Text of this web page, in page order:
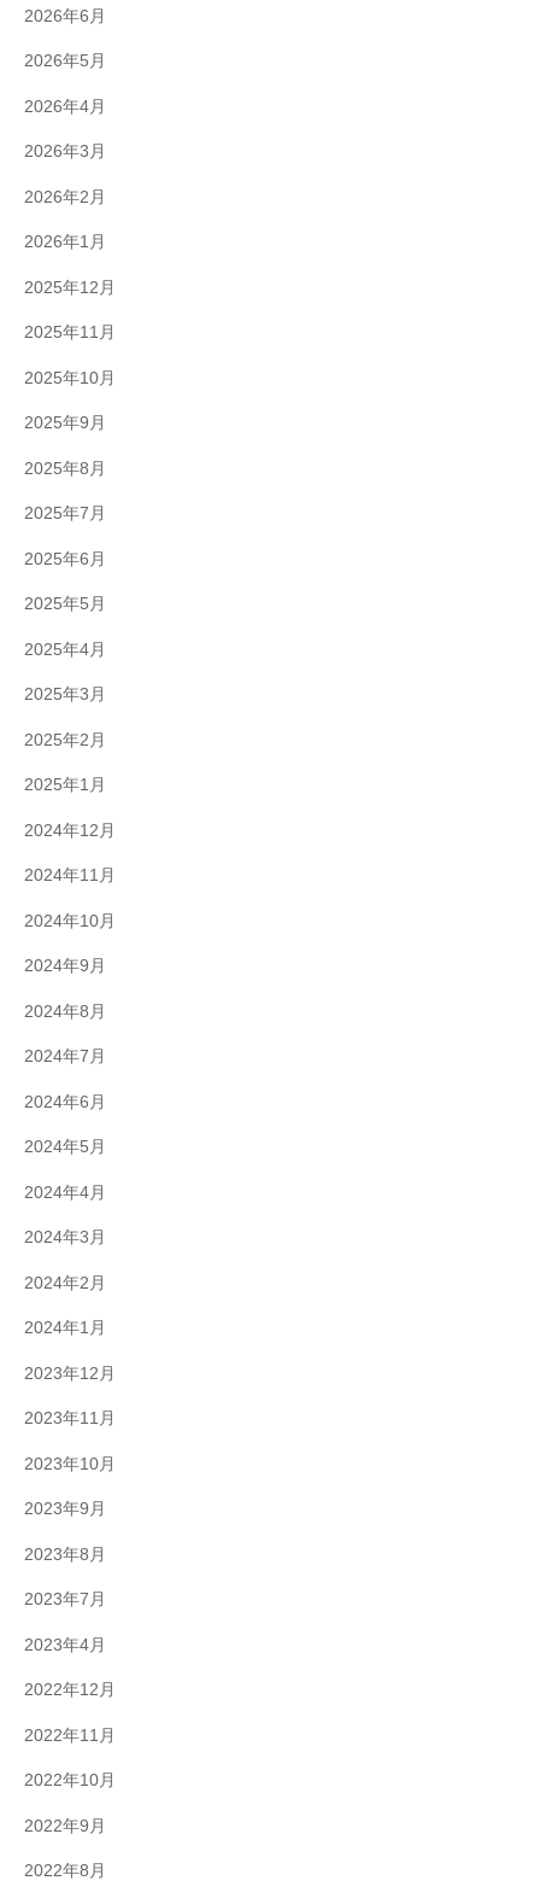
2026年6月
2026年5月
2026年4月
2026年3月
2026年2月
2026年1月
2025年12月
2025年11月
2025年10月
2025年9月
2025年8月
2025年7月
2025年6月
2025年5月
2025年4月
2025年3月
2025年2月
2025年1月
2024年12月
2024年11月
2024年10月
2024年9月
2024年8月
2024年7月
2024年6月
2024年5月
2024年4月
2024年3月
2024年2月
2024年1月
2023年12月
2023年11月
2023年10月
2023年9月
2023年8月
2023年7月
2023年4月
2022年12月
2022年11月
2022年10月
2022年9月
2022年8月